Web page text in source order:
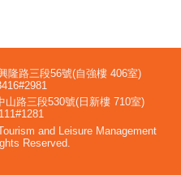
隆路三段56號(自強樓 406室)
路三段530號(日新樓 710室)
and Leisure Management
Reserved.